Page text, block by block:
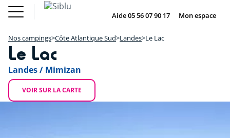
Aller
au
principal
Le Fun
DE IE NL EN
Vos envies
Nos offres
Hébergement
Siblu & moi
Le Fun Pass
Achat mobil home
DE
Aide 05 56 07 90 17 Mon espace
Nos campings Côte Atlantique Sud Landes Le Lac
Le Lac
Landes / Mimizan
VOIR SUR LA CARTE
+
−